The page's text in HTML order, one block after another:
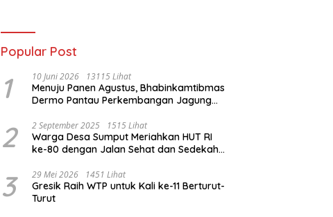
Jadikan Kesalahan
Membatalkan Hak
Popular Post
1 10 Juni 2026 13115 Lihat
Menuju Panen Agustus, Bhabinkamtibmas
Dermo Pantau Perkembangan Jagung
2 2 September 2025 1515 Lihat
Warga Desa Sumput Meriahkan HUT RI
ke-80 dengan Jalan Sehat dan Sedekah
3 29 Mei 2026 1451 Lihat
Gresik Raih WTP untuk Kali ke-11 Berturut-
Turut